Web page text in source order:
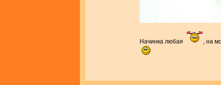
Начинка любая , на